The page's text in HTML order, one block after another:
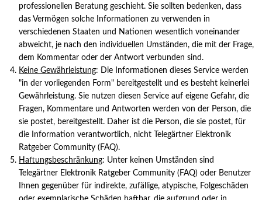
professionellen Beratung geschieht. Sie sollten bedenken, dass
das Vermögen solche Informationen zu verwenden in
verschiedenen Staaten und Nationen wesentlich voneinander
abweicht, je nach den individuellen Umständen, die mit der Frage,
dem Kommentar oder der Antwort verbunden sind.
Keine Gewährleistung: Die Informationen dieses Service werden
"in der vorliegenden Form" bereitgestellt und es besteht keinerlei
Gewährleistung. Sie nutzen diesen Service auf eigene Gefahr, die
Fragen, Kommentare und Antworten werden von der Person, die
sie postet, bereitgestellt. Daher ist die Person, die sie postet, für
die Information verantwortlich, nicht Telegärtner Elektronik
Ratgeber Community (FAQ).
Haftungsbeschränkung: Unter keinen Umständen sind
Telegärtner Elektronik Ratgeber Community (FAQ) oder Benutzer
Ihnen gegenüber für indirekte, zufällige, atypische, Folgeschäden